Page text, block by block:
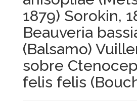
1879) Sorokin,
Beauveria
(Balsamo)
sobre
felis felis